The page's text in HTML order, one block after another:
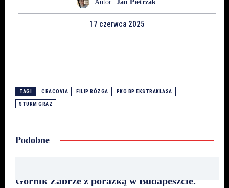
Autor: Jan Pietrzak
17 czerwca 2025
TAGI CRACOVIA FILIP RÓZGA PKO BP EKSTRAKLASA
STURM GRAZ
Podobne
Górnik Zabrze z porażką w Budapeszcie.